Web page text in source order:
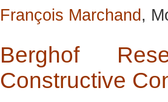
François Marchand ,
Berghof
Constructive